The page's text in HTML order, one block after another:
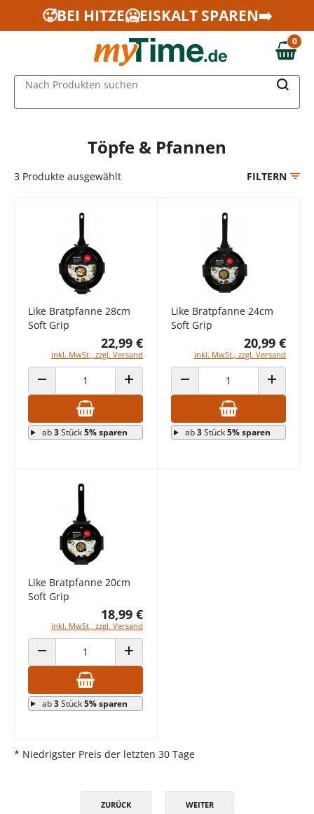
Zum Hauptinhalt springen
Zur Navigation springen
Zur Suche springen
🥵BEI HITZE🥶EISKALT SPAREN➡️
0,00 €
0
Nach Produkten suchen
Töpfe & Pfannen
3 Produkte ausgewählt FILTERN
Like Bratpfanne 28cm
Soft Grip
22,99 €
inkl. MwSt., zzgl. Versand
ANZAHL VERRINGERN ANZAHL ERHÖHEN
ab3Stück5% sparen
Like Bratpfanne 24cm
Soft Grip
20,99 €
inkl. MwSt., zzgl. Versand
ANZAHL VERRINGERN ANZAHL
ab3Stück5% sparen
Like Bratpfanne 20cm
Soft Grip
18,99 €
inkl. MwSt., zzgl. Versand
ANZAHL VERRINGERN ANZAHL ERHÖHEN
ab3Stück5% sparen
* Niedrigster Preis der letzten 30 Tage
ZURÜCK WEITER